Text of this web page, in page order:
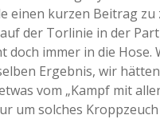
einen kurzen Beitrag
der Torlinie in der
doch immer in die
Ergebnis, wir
vom „Kampf mit
um solches